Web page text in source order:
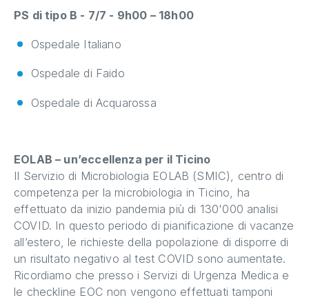
PS di tipo B - 7/7 - 9h00 – 18h00
Ospedale Italiano
Ospedale di Faido
Ospedale di Acquarossa
EOLAB – un’eccellenza per il Ticino
Il Servizio di Microbiologia EOLAB (SMIC), centro di
competenza per la microbiologia in Ticino, ha
effettuato da inizio pandemia più di 130'000 analisi
COVID. In questo periodo di pianificazione di vacanze
all’estero, le richieste della popolazione di disporre di
un risultato negativo al test COVID sono aumentate.
Ricordiamo che presso i Servizi di Urgenza Medica e
le checkline EOC non vengono effettuati tamponi